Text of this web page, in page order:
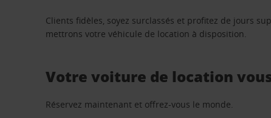
Clients fidèles, soyez surclassés et profitez de jours
mettrons votre véhicule de location à disposition.
Votre voiture de location
Réservez maintenant et offrez-vous le monde.